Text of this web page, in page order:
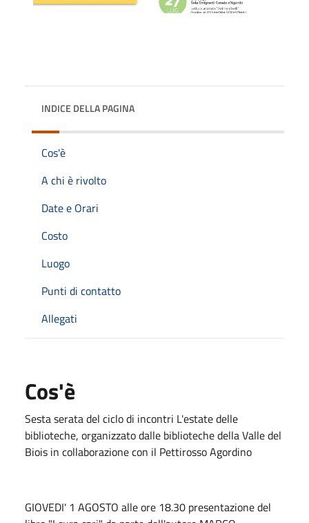
INDICE DELLA PAGINA
Cos'è
A chi è rivolto
Date e Orari
Costo
Luogo
Punti di contatto
Allegati
Cos'è
Sesta serata del ciclo di incontri L'estate delle
biblioteche, organizzato dalle biblioteche della Valle del
Biois in collaborazione con il Pettirosso Agordino
GIOVEDI' 1 AGOSTO alle ore 18.30 presentazione del